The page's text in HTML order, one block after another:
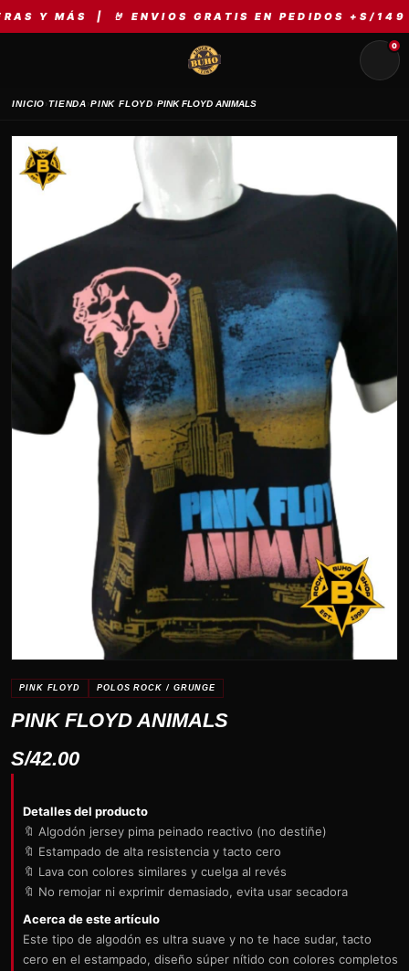
| 🤘 ENVIOS GRATIS EN PEDIDOS +S/149 | ⚡
0
INICIO›TIENDA›PINK FLOYD›PINK FLOYD ANIMALS
PINK FLOYD POLOS ROCK / GRUNGE
PINK FLOYD ANIMALS
S/42.00
Detalles del producto
🔖 Algodón jersey pima peinado reactivo (no destiñe)
🔖 Estampado de alta resistencia y tacto cero
🔖 Lava con colores similares y cuelga al revés
🔖 No remojar ni exprimir demasiado, evita usar secadora
Acerca de este artículo
Este tipo de algodón es ultra suave y no te hace sudar, tacto
cero en el estampado, diseño súper nítido con colores completos